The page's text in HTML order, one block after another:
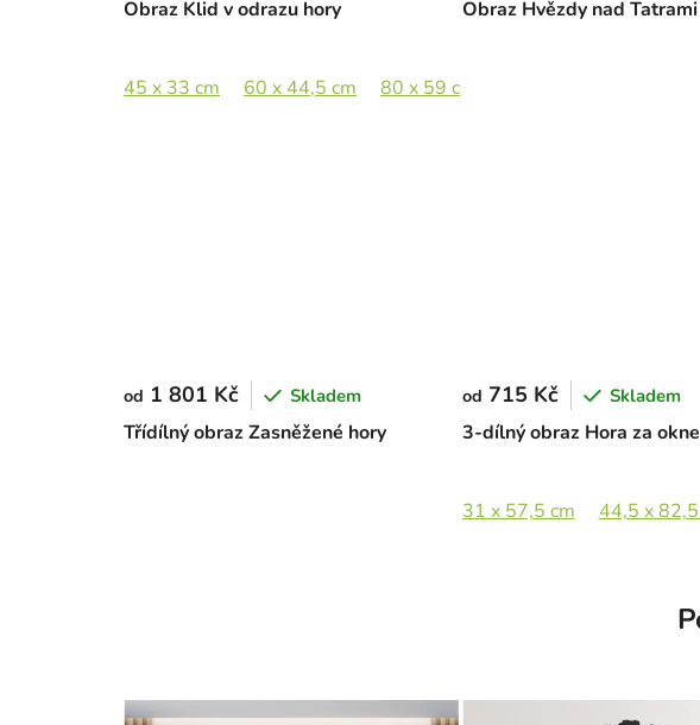
Obraz Klid v odrazu hory
45 x 33 cm 60 x 44,5 cm 80 x 59 cm
Obraz Hvězdy nad Tatrami
Třídílný obraz Zasněžené hory
od 1 801 Kč Skladem
3-dílný obraz Hora za
od 715 Kč Skladem
31 x 57,5 cm 44,5 x